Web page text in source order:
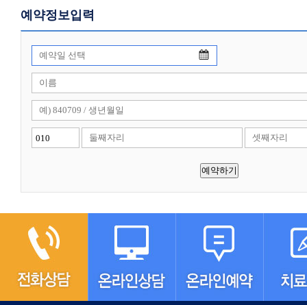
예약정보입력